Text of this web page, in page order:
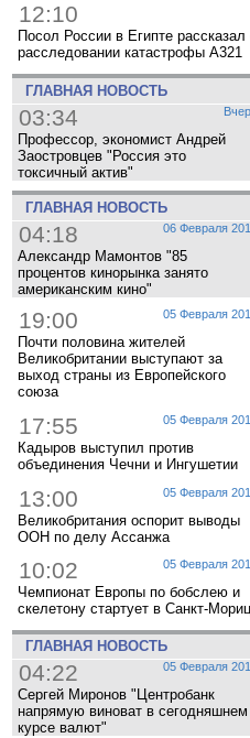
12:10
Посол России в Египте рассказал
расследовании катастрофы A321
ГЛАВНАЯ НОВОСТЬ
03:34
Профессор, экономист Андрей
Заостровцев "Россия это
токсичный актив"
ГЛАВНАЯ НОВОСТЬ
06 Февраля
04:18
Александр Мамонтов "85
процентов кинорынка занято
американским кино"
05 Февраля
19:00
Почти половина жителей
Великобритании выступают за
выход страны из Европейского
союза
05 Февраля
17:55
Кадыров выступил против
объединения Чечни и Ингушетии
05 Февраля
13:00
Великобритания оспорит выводы
ООН по делу Ассанжа
05 Февраля
10:02
Чемпионат Европы по бобслею и
скелетону стартует в Санкт-
ГЛАВНАЯ НОВОСТЬ
05 Февраля
04:22
Сергей Миронов "Центробанк
напрямую виноват в сегодняшнем
курсе валют"